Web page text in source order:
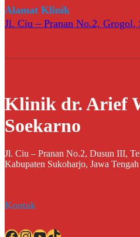
Alamat Klinik
Jl. Ciu – Pranan No.2, Grogol,
Klinik dr. Arief
Soekarno
Jl. Ciu – Pranan No.2, Dusun III,
Kabupaten Sukoharjo, Jawa
Kontak